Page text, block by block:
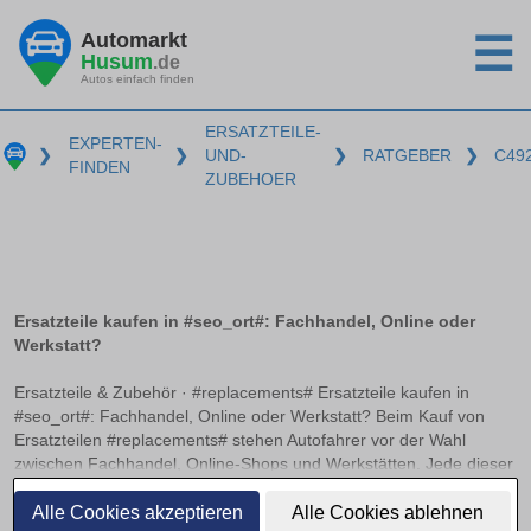
Alle Cookies akzeptieren Alle Cookies ablehnen
Automarkt
Husum.de
Autos einfach finden ☰
❯
EXPERTEN-
FINDEN
❯
ERSATZTEILE-
UND-
ZUBEHOER
❯ RATGEBER ❯
Ersatzteile kaufen in #seo_ort#: Fachhandel, Online oder
Werkstatt?
Ersatzteile & Zubehör · #replacements# Ersatzteile kaufen in
#seo_ort#: Fachhandel, Online oder Werkstatt? Beim Kauf von
Ersatzteilen #replacements# stehen Autofahrer vor der Wahl
zwischen Fachhandel, Online-Shops und Werkstätten. Jede dieser
Bezugsquellen hat ihre Vorzüge und Herausforderungen. Worauf
es beim Online-Kauf von Kfz-Teilen zu achten gilt und wann sich
weiterlesen